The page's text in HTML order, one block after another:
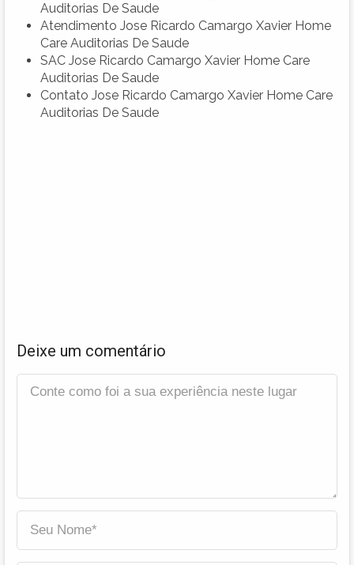
Auditorias De Saude
Atendimento Jose Ricardo Camargo Xavier Home
Care Auditorias De Saude
SAC Jose Ricardo Camargo Xavier Home Care
Auditorias De Saude
Contato Jose Ricardo Camargo Xavier Home Care
Auditorias De Saude
Deixe um comentário